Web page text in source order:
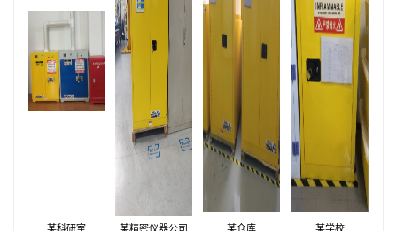
某科研室 某精密仪器公司 某仓库 某学校